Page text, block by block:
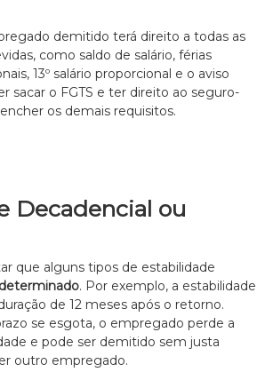
demitido terá direito a todas as
como saldo de salário, férias
13º salário proporcional e o aviso
sacar o FGTS e ter direito ao seguro-
os demais requisitos.
Decadencial ou
que alguns tipos de estabilidade
. Por exemplo, a estabilidade
de 12 meses após o retorno.
se esgota, o empregado perde a
e pode ser demitido sem justa
outro empregado.